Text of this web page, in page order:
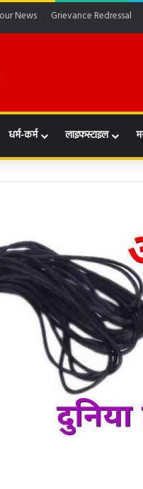
News Grievance Redressal
धर्म-कर्म लाइफस्टाइल